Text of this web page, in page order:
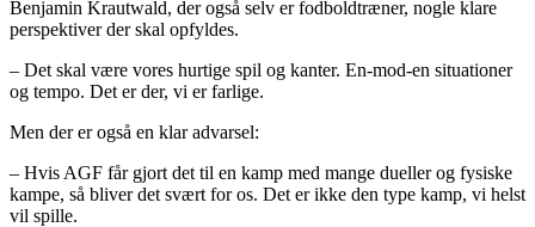
Benjamin Krautwald, der også selv er fodboldtræner, nogle klare
perspektiver der skal opfyldes.
– Det skal være vores hurtige spil og kanter. En-mod-en situationer
og tempo. Det er der, vi er farlige.
Men der er også en klar advarsel:
– Hvis AGF får gjort det til en kamp med mange dueller og fysiske
kampe, så bliver det svært for os. Det er ikke den type kamp, vi helst
vil spille.